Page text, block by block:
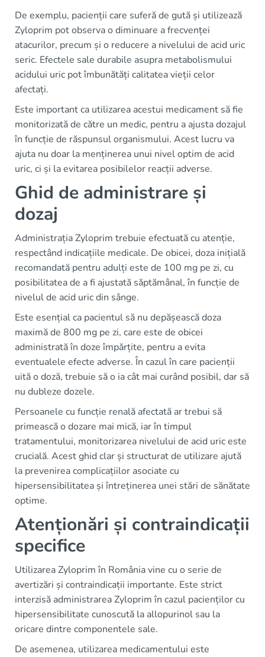
De exemplu, pacienții care suferă de gută și utilizează
Zyloprim pot observa o diminuare a frecvenței
atacurilor, precum și o reducere a nivelului de acid uric
seric. Efectele sale durabile asupra metabolismului
acidului uric pot îmbunătăți calitatea vieții celor
afectați.
Este important ca utilizarea acestui medicament să fie
monitorizată de către un medic, pentru a ajusta dozajul
în funcție de răspunsul organismului. Acest lucru va
ajuta nu doar la menținerea unui nivel optim de acid
uric, ci și la evitarea posibilelor reacții adverse.
Ghid de administrare și
dozaj
Administrația Zyloprim trebuie efectuată cu atenție,
respectând indicațiile medicale. De obicei, doza inițială
recomandată pentru adulți este de 100 mg pe zi, cu
posibilitatea de a fi ajustată săptămânal, în funcție de
nivelul de acid uric din sânge.
Este esențial ca pacientul să nu depășească doza
maximă de 800 mg pe zi, care este de obicei
administrată în doze împărțite, pentru a evita
eventualele efecte adverse. În cazul în care pacienții
uită o doză, trebuie să o ia cât mai curând posibil, dar să
nu dubleze dozele.
Persoanele cu funcție renală afectată ar trebui să
primească o dozare mai mică, iar în timpul
tratamentului, monitorizarea nivelului de acid uric este
crucială. Acest ghid clar și structurat de utilizare ajută
la prevenirea complicațiilor asociate cu
hipersensibilitatea și întreținerea unei stări de sănătate
optime.
Atenționări și contraindicații
specifice
Utilizarea Zyloprim în România vine cu o serie de
avertizări și contraindicații importante. Este strict
interzisă administrarea Zyloprim în cazul pacienților cu
hipersensibilitate cunoscută la allopurinol sau la
oricare dintre componentele sale.
De asemenea, utilizarea medicamentului este